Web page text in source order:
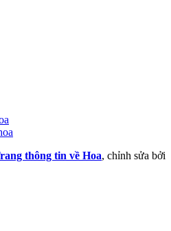
thông tin về Hoa, chỉnh sửa bởi